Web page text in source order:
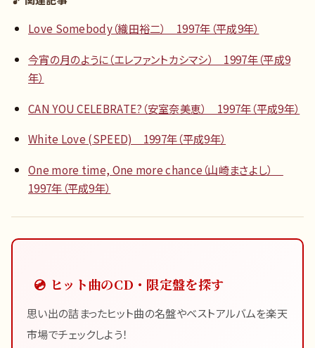
Love Somebody（織田裕二） 1997年（平成9年）
今宵の月のように（エレファントカシマシ） 1997年（平成9
年）
CAN YOU CELEBRATE?（安室奈美恵） 1997年（平成9年）
White Love (SPEED) 1997年（平成9年）
One more time, One more chance（山崎まさよし）
1997年（平成9年）
💿 ヒット曲のCD・限定盤を探す
思い出の詰まったヒット曲の名盤やベストアルバムを楽天
市場でチェックしよう！